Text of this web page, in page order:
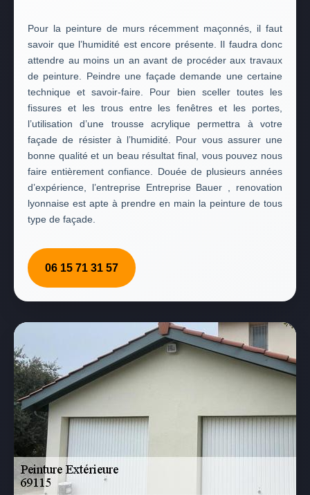
Pour la peinture de murs récemment maçonnés, il faut
savoir que l’humidité est encore présente. Il faudra donc
attendre au moins un an avant de procéder aux travaux
de peinture. Peindre une façade demande une certaine
technique et savoir-faire. Pour bien sceller toutes les
fissures et les trous entre les fenêtres et les portes,
l’utilisation d’une trousse acrylique permettra à votre
façade de résister à l’humidité. Pour vous assurer une
bonne qualité et un beau résultat final, vous pouvez nous
faire entièrement confiance. Douée de plusieurs années
d’expérience, l’entreprise Entreprise Bauer , renovation
lyonnaise est apte à prendre en main la peinture de tous
type de façade.
06 15 71 31 57